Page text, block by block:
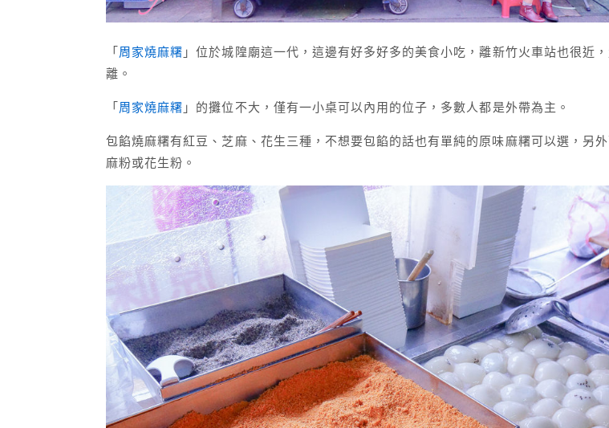
「 周家燒麻糬 」位於城隍廟這一代，這邊有好多好多的美食小吃，離新竹火車站也很近
離。
「 周家燒麻糬 」的攤位不大，僅有一小桌可以內用的位子，多數人都是外帶為主。
包餡燒麻糬有紅豆、芝麻、花生三種，不想要包餡的話也有單純的原味麻糬可以選，另
麻粉或花生粉。